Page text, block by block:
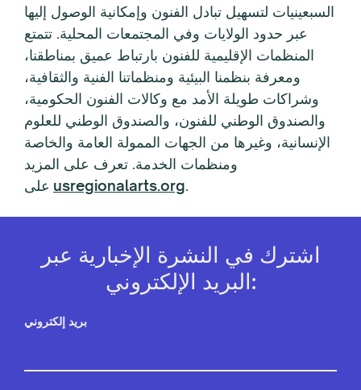
السبعينيات لتسهيل تبادل الفنون وإمكانية الوصول إليها
عبر حدود الولايات وفي المجتمعات المحلية. تتمتع
المنظمات الإقليمية للفنون بارتباط عميق بمناطقنا،
ومعرفة بنظمنا البيئية ومنظماتنا الفنية والثقافية،
وشراكات طويلة الأمد مع وكالات الفنون الحكومية،
والصندوق الوطني للفنون، والصندوق الوطني للعلوم
الإنسانية، وغيرها من الجهات الممولة العامة والخاصة
ومنظمات الخدمة. تعرف على المزيد
usregionalarts.org.
اشترك في النشرة الإخبارية عبر
البريد الإلكتروني:
بريد إلكتروني